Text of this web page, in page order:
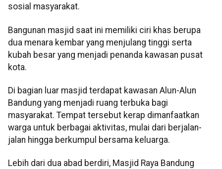
sosial masyarakat.
Bangunan masjid saat ini memiliki ciri khas berupa
dua menara kembar yang menjulang tinggi serta
kubah besar yang menjadi penanda kawasan pusat
kota.
Di bagian luar masjid terdapat kawasan Alun-Alun
Bandung yang menjadi ruang terbuka bagi
masyarakat. Tempat tersebut kerap dimanfaatkan
warga untuk berbagai aktivitas, mulai dari berjalan-
jalan hingga berkumpul bersama keluarga.
Lebih dari dua abad berdiri, Masjid Raya Bandung